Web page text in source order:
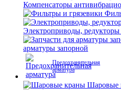
Компенсаторы
Электроприводы,
арматуры запорной
Предохранительная
арматура
Шаровые